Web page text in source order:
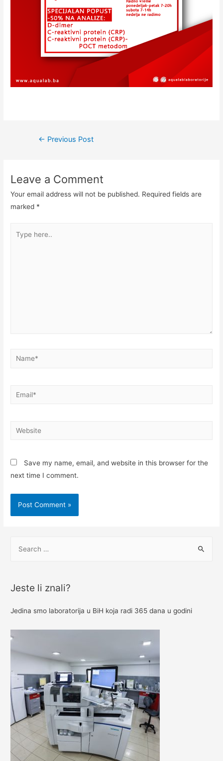
Post
← Previous Post
Leave a Comment
Your email address will not be published. Required fields are
marked *
here..
Name*
Email*
Website
Save my name, email, and website in this browser for the
next time I comment.
h
o
Jeste li znali?
Jedina smo laboratorija u BiH koja radi 365 dana u godini